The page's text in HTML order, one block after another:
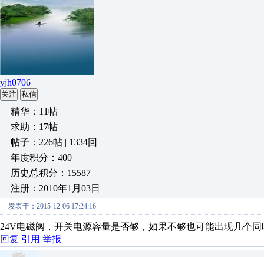
yjh0706
关注 私信
精华：11帖
求助：17帖
帖子：226帖 | 1334回
年度积分：400
历史总积分：15587
注册：2010年1月03日
发表于：2015-12-06 17:24:16
24V电磁阀，开关电源容量是否够，如果不够也可能出现几个
回复 引用 举报